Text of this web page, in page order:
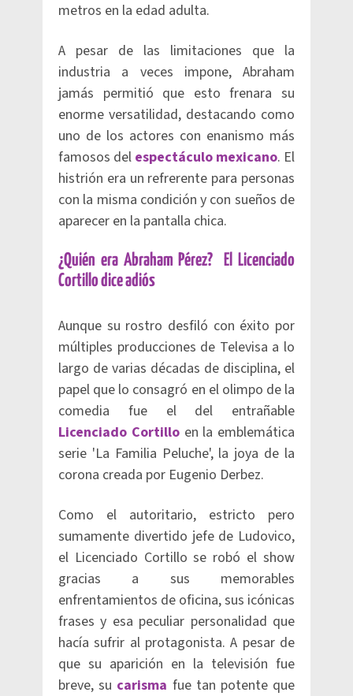
metros en la edad adulta.
A pesar de las limitaciones que la
industria a veces impone, Abraham
jamás permitió que esto frenara su
enorme versatilidad, destacando como
uno de los actores con enanismo más
famosos del espectáculo mexicano. El
histrión era un refrerente para personas
con la misma condición y con sueños de
aparecer en la pantalla chica.
¿Quién era Abraham Pérez? El Licenciado
Cortillo dice adiós
Aunque su rostro desfiló con éxito por
múltiples producciones de Televisa a lo
largo de varias décadas de disciplina, el
papel que lo consagró en el olimpo de la
comedia fue el del entrañable
Licenciado Cortilloen la emblemática
serie 'La Familia Peluche', la joya de la
corona creada por Eugenio Derbez.
Como el autoritario, estricto pero
sumamente divertido jefe de Ludovico,
el Licenciado Cortillo se robó el show
gracias a sus memorables
enfrentamientos de oficina, sus icónicas
frases y esa peculiar personalidad que
hacía sufrir al protagonista. A pesar de
que su aparición en la televisión fue
breve, su carisma fue tan potente que